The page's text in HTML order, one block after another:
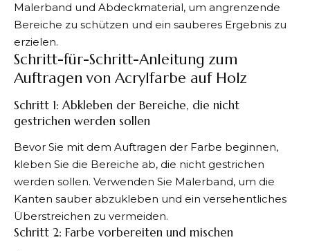
Malerband und Abdeckmaterial, um angrenzende
Bereiche zu schützen und ein sauberes Ergebnis zu
erzielen.
Schritt-für-Schritt-Anleitung zum
Auftragen von Acrylfarbe auf Holz
Schritt 1: Abkleben der Bereiche, die nicht
gestrichen werden sollen
Bevor Sie mit dem Auftragen der Farbe beginnen,
kleben Sie die Bereiche ab, die nicht gestrichen
werden sollen. Verwenden Sie Malerband, um die
Kanten sauber abzukleben und ein versehentliches
Überstreichen zu vermeiden.
Schritt 2: Farbe vorbereiten und mischen